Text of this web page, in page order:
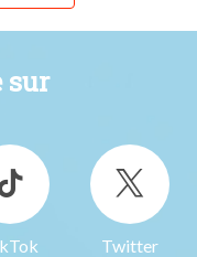
sur
Twitter